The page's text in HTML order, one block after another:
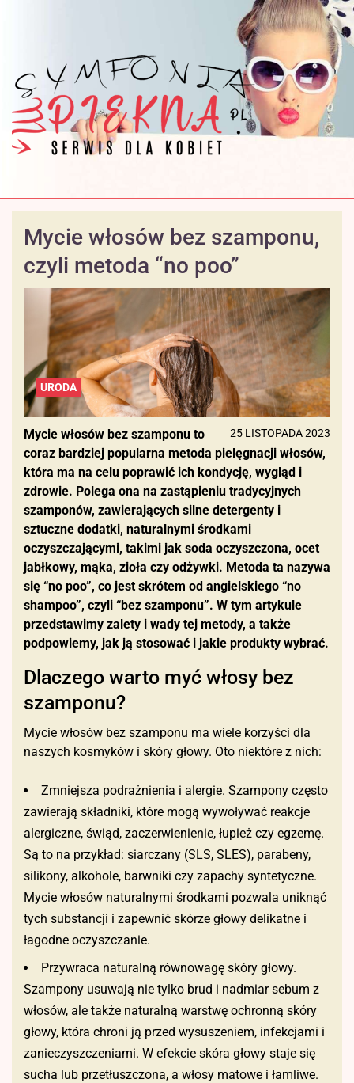
Mycie włosów bez szamponu,
czyli metoda “no poo”
URODA
25 LISTOPADA 2023
Mycie włosów bez szamponu to
coraz bardziej popularna metoda pielęgnacji włosów,
która ma na celu poprawić ich kondycję, wygląd i
zdrowie. Polega ona na zastąpieniu tradycyjnych
szamponów, zawierających silne detergenty i
sztuczne dodatki, naturalnymi środkami
oczyszczającymi, takimi jak soda oczyszczona, ocet
jabłkowy, mąka, zioła czy odżywki. Metoda ta nazywa
się “no poo”, co jest skrótem od angielskiego “no
shampoo”, czyli “bez szamponu”. W tym artykule
przedstawimy zalety i wady tej metody, a także
podpowiemy, jak ją stosować i jakie produkty wybrać.
Dlaczego warto myć włosy bez
szamponu?
Mycie włosów bez szamponu ma wiele korzyści dla
naszych kosmyków i skóry głowy. Oto niektóre z nich:
Zmniejsza podrażnienia i alergie. Szampony często
zawierają składniki, które mogą wywoływać reakcje
alergiczne, świąd, zaczerwienienie, łupież czy egzemę.
Są to na przykład: siarczany (SLS, SLES), parabeny,
silikony, alkohole, barwniki czy zapachy syntetyczne.
Mycie włosów naturalnymi środkami pozwala uniknąć
tych substancji i zapewnić skórze głowy delikatne i
łagodne oczyszczanie.
Przywraca naturalną równowagę skóry głowy.
Szampony usuwają nie tylko brud i nadmiar sebum z
włosów, ale także naturalną warstwę ochronną skóry
głowy, która chroni ją przed wysuszeniem, infekcjami i
zanieczyszczeniami. W efekcie skóra głowy staje się
sucha lub przetłuszczona, a włosy matowe i łamliwe.